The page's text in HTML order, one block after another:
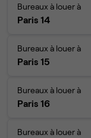
Bureaux à louer à
Paris 14
Bureaux à louer à
Paris 15
Bureaux à louer à
Paris 16
Bureaux à louer à